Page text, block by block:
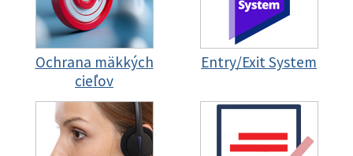
Ochrana mäkkých
cieľov
Entry/Exit System